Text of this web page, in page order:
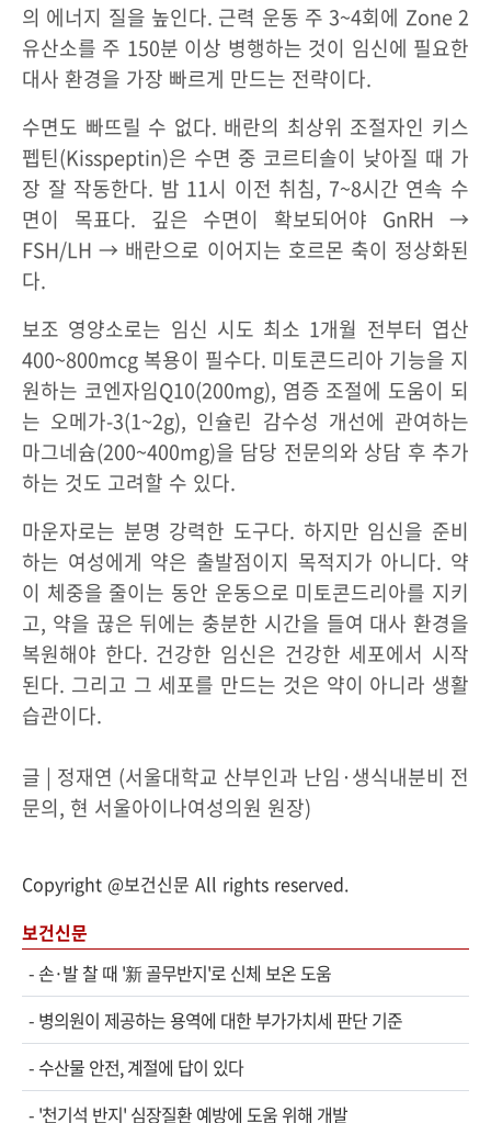
의 에너지 질을 높인다. 근력 운동 주 3~4회에 Zone 2
유산소를 주 150분 이상 병행하는 것이 임신에 필요한
대사 환경을 가장 빠르게 만드는 전략이다.
수면도 빠뜨릴 수 없다. 배란의 최상위 조절자인 키스
펩틴(Kisspeptin)은 수면 중 코르티솔이 낮아질 때 가
장 잘 작동한다. 밤 11시 이전 취침, 7~8시간 연속 수
면이 목표다. 깊은 수면이 확보되어야 GnRH →
FSH/LH → 배란으로 이어지는 호르몬 축이 정상화된
다.
보조 영양소로는 임신 시도 최소 1개월 전부터 엽산
400~800mcg 복용이 필수다. 미토콘드리아 기능을 지
원하는 코엔자임Q10(200mg), 염증 조절에 도움이 되
는 오메가-3(1~2g), 인슐린 감수성 개선에 관여하는
마그네슘(200~400mg)을 담당 전문의와 상담 후 추가
하는 것도 고려할 수 있다.
마운자로는 분명 강력한 도구다. 하지만 임신을 준비
하는 여성에게 약은 출발점이지 목적지가 아니다. 약
이 체중을 줄이는 동안 운동으로 미토콘드리아를 지키
고, 약을 끊은 뒤에는 충분한 시간을 들여 대사 환경을
복원해야 한다. 건강한 임신은 건강한 세포에서 시작
된다. 그리고 그 세포를 만드는 것은 약이 아니라 생활
습관이다.
글 | 정재연 (서울대학교 산부인과 난임·생식내분비 전
문의, 현 서울아이나여성의원 원장)
Copyright @보건신문 All rights reserved.
보건신문
-손·발 찰 때 '新 골무반지'로 신체 보온 도움
- 병의원이 제공하는 용역에 대한 부가가치세 판단 기준
-수산물 안전, 계절에 답이 있다
- '천기석 반지' 심장질환 예방에 도움 위해 개발